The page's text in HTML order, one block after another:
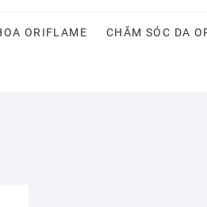
ORIFLAME CHĂM SÓC DA